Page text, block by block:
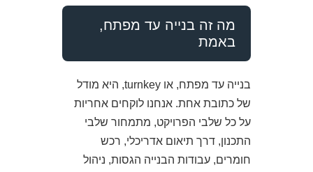
מה זה בנייה עד מפתח,
באמת
בנייה עד מפתח, או turnkey, היא מודל
של כתובת אחת. אנחנו לוקחים אחריות
על כל שלבי הפרויקט, מתמחור שלבי
התכנון, דרך תיאום אדריכלי, רכש
חומרים, עבודות הבנייה הגסות, ניהול